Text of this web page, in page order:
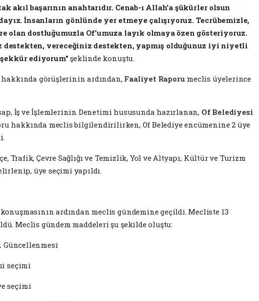
akıl başarının anahtarıdır. Cenab-ı Allah'a şükürler olsun
İnsanların gönlünde yer etmeye çalışıyoruz. Tecrübemizle,
olan dostluğumuzla Of'umuza layık olmaya özen gösteriyoruz.
destekten, vereceğiniz destekten, yapmış olduğunuz iyi niyetli
ediyorum"şeklinde konuştu.
görüşlerinin ardından,Faaliyet Raporu meclis üyelerince
İş ve İşlemlerinin Denetimi hususunda hazırlanan, Of Belediyesi
hakkında meclis bilgilendirilirken, Of Belediye encümenine 2 üye
Trafik, Çevre Sağlığı ve Temizlik, Yol ve Altyapı, Kültür ve Turizm
üye seçimi yapıldı.
ardından meclis gündemine geçildi. Mecliste 13
Meclis gündem maddeleri şu şekilde oluştu:
Güncellenmesi
seçimi
seçimi